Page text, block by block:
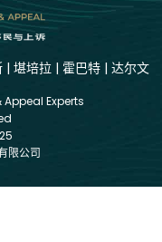
| 堪培拉 | 霍巴特 | 达尔文
Experts
限公司